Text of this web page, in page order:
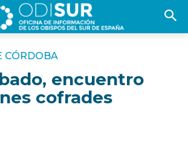
CÓRDOBA
encuentro
cofrades